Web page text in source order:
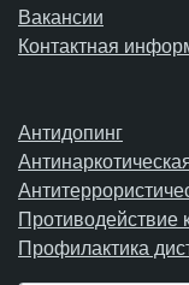
Вакансии
Контактная
Антидопинг
Противодействие
Профилактика